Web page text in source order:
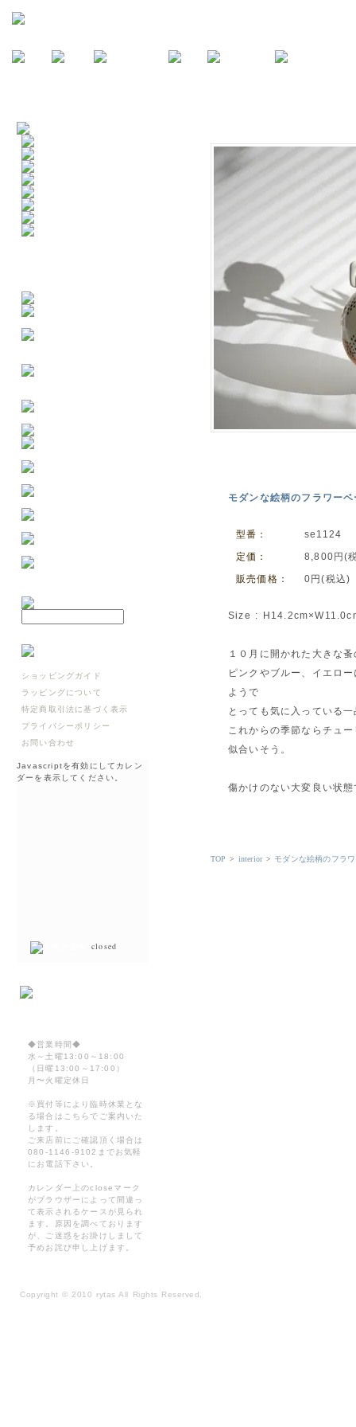
モダンな絵柄のフラワー
型番：
se1124
定価：
8,800円(
販売価格：
0円(税込)
Size :
１０月に開かれた大きな
ピンクやブルー、イエロ
ようで
とっても気に入っている
これからの季節ならチュ
似合いそう。
傷かけのない大変良い状
TOP > interior> モダンな絵柄のフラ
ショッピングガイド
ラッピングについて
特定商取引法に基づく表示
プライバシーポリシー
お問い合わせ
Javascriptを有効にしてカレン
ダーを表示してください。
closed
◆営業時間◆
水～土曜13:00～18:00
（日曜13:00～17:00）
月〜火曜定休日
※買付等により臨時休業とな
る場合はこちらでご案内いた
します。
ご来店前にご確認頂く場合は
080-1146-9102までお気軽
にお電話下さい。
カレンダー上のcloseマーク
がブラウザーによって間違っ
て表示されるケースが見られ
ます。原因を調べております
が、ご迷惑をお掛けしまして
予めお詫び申し上げます。
Copyright© 2010 rytas All Rights Reserved.